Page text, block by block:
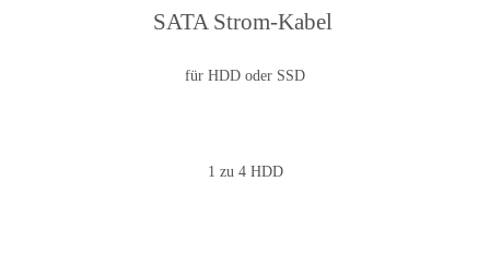
SATA Strom-Kabel
für HDD oder SSD
1 zu 4 HDD